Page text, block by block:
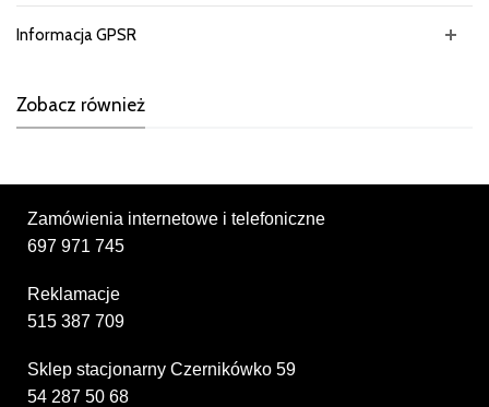
Informacja GPSR
Zobacz również
Zamówienia internetowe i telefoniczne
697 971 745
Reklamacje
515 387 709
Sklep stacjonarny Czernikówko 59
54 287 50 68